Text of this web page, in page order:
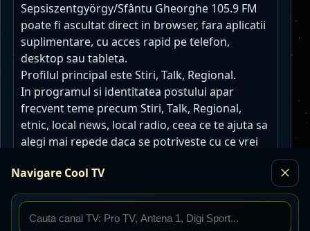
Navigare Cool TV
Sepsiszentgyörgy/Sfântu Gheorghe 105.9 FM
poate fi ascultat direct in browser, fara aplicatii
suplimentare, cu acces rapid pe telefon,
desktop sau tableta.
Profilul principal este Stiri, Talk, Regional.
In programul si identitatea postului apar
frecvent teme precum Stiri, Talk, Regional,
etnic, local news, local radio, ceea ce te ajuta sa
alegi mai repede daca se potriveste cu ce vrei
Fluxul audio este livrat cu codec MP3 si bitrate
320 kbps, pentru o redare stabila in browsere
moderne si pe conexiuni mobile decente.
Pentru ascultatorii interesati de actualitate,